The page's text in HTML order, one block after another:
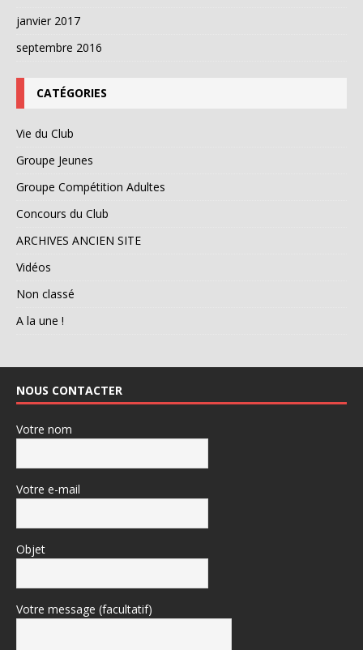
janvier 2017
septembre 2016
CATÉGORIES
Vie du Club
Groupe Jeunes
Groupe Compétition Adultes
Concours du Club
ARCHIVES ANCIEN SITE
Vidéos
Non classé
A la une !
NOUS CONTACTER
Votre nom
Votre e-mail
Objet
Votre message (facultatif)